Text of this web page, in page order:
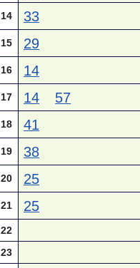
14 33
15 29
16 14
17 14 57
18 41
19 38
20 25
21 25
22
23